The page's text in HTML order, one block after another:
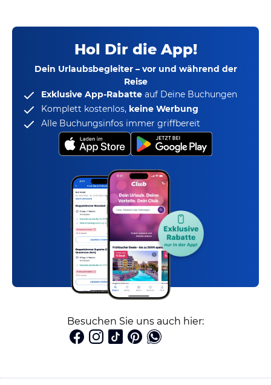
Hol Dir die App!
Dein Urlaubsbegleiter – vor und während der
Reise
Exklusive App-Rabatte auf Deine Buchungen
Komplett kostenlos, keine Werbung
Alle Buchungsinfos immer griffbereit
Besuchen Sie uns auch hier: